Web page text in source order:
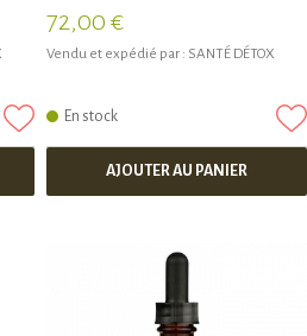
72,00 €
Vendu et expédié par : SANTÉ DÉTOX
En stock
AJOUTER AU PANIER